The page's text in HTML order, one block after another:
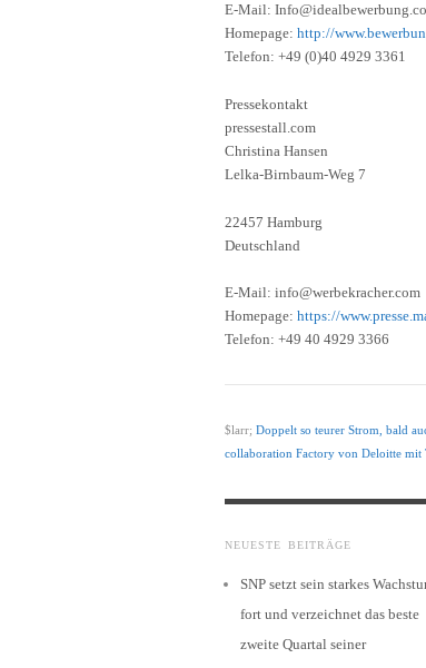
E-Mail:
Homepage: http://
Telefon: +49 (0)40 4929 3361
Pressekontakt
pressestall.com
Christina Hansen
Lelka-Birnbaum-Weg 7
22457 Hamburg
Deutschland
E-Mail: info@werbekracher.com
Homepage: https://
Telefon: +49 40 4929 3366
$larr; Doppelt so teurer Strom, bald
collaboration Factory von Deloitte mit
NEUESTE BEITRÄGE
SNP setzt sein starkes
fort und verzeichnet das beste
zweite Quartal seiner